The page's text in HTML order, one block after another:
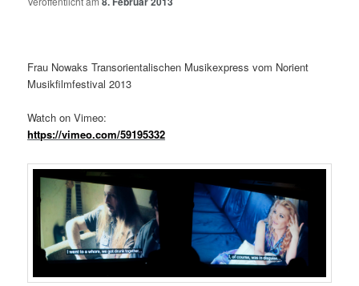
Frau Nowaks Transorientalischen Musikexpress vom Norient
Musikfilmfestival 2013
Watch on Vimeo:
https://vimeo.com/59195332